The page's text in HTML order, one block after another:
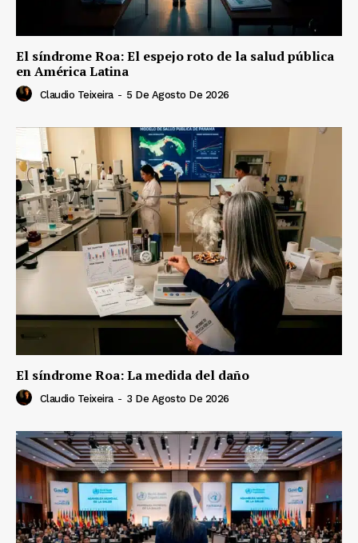
El síndrome Roa: El espejo roto de la salud pública
en América Latina
Claudio Teixeira - 5 De Agosto De 2026
El síndrome Roa: La medida del daño
Claudio Teixeira - 3 De Agosto De 2026